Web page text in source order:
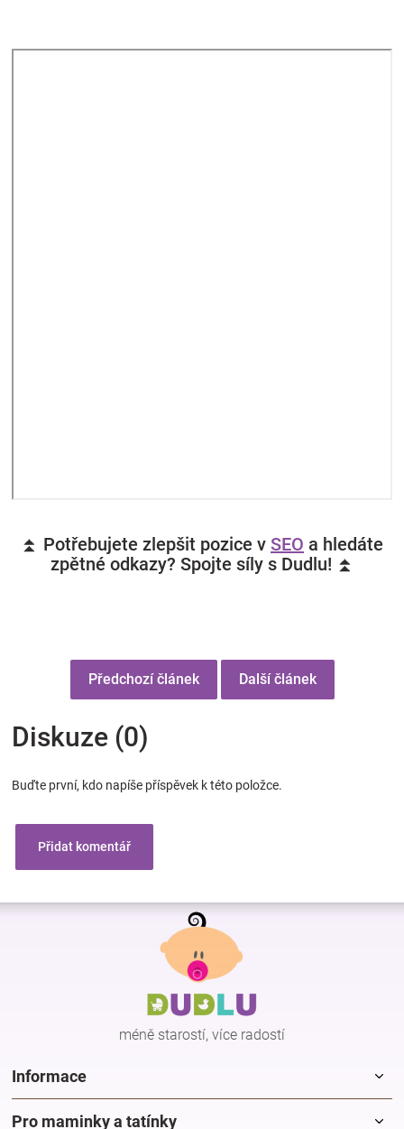
⏫ Potřebujete zlepšit pozice v SEO a hledáte
zpětné odkazy? Spojte síly s Dudlu! ⏫
Předchozí článek Další článek
Diskuze (0)
Buďte první, kdo napíše příspěvek k této položce.
Přidat komentář
Z
méně starostí, více radostí
Informace
Pro maminky a tatínky